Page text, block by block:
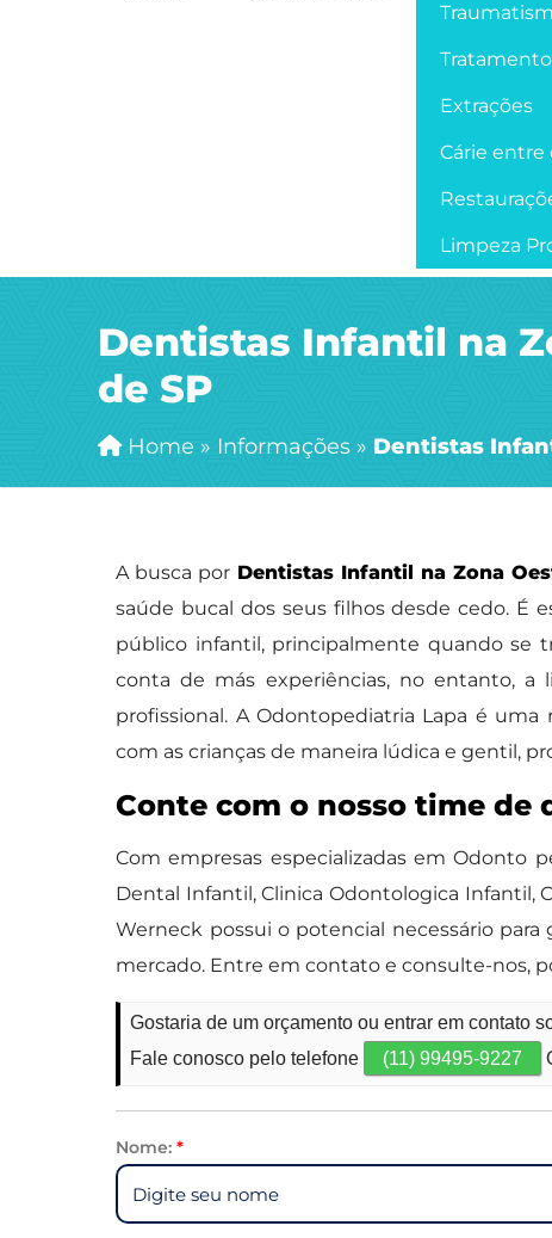
Extrações
Cárie entre
Limpeza
Dentistas Infantil na
de SP
Home » Informações » Dentistas
A busca por Dentistas Infantil na Zona
saúde bucal dos seus filhos desde cedo. É
público infantil, principalmente quando se
conta de más experiências, no entanto,
profissional. A Odontopediatria Lapa é
com as crianças de maneira lúdica e gentil,
Conte com o nosso time
Com empresas especializadas em Odonto
Dental Infantil, Clinica Odontologica Infantil,
Werneck possui o potencial necessário
mercado. Entre em contato e consulte-nos,
Gostaria de um orçamento ou entrar em contato
Fale conosco pelo telefone
(11) 99495-9227
Nome:*